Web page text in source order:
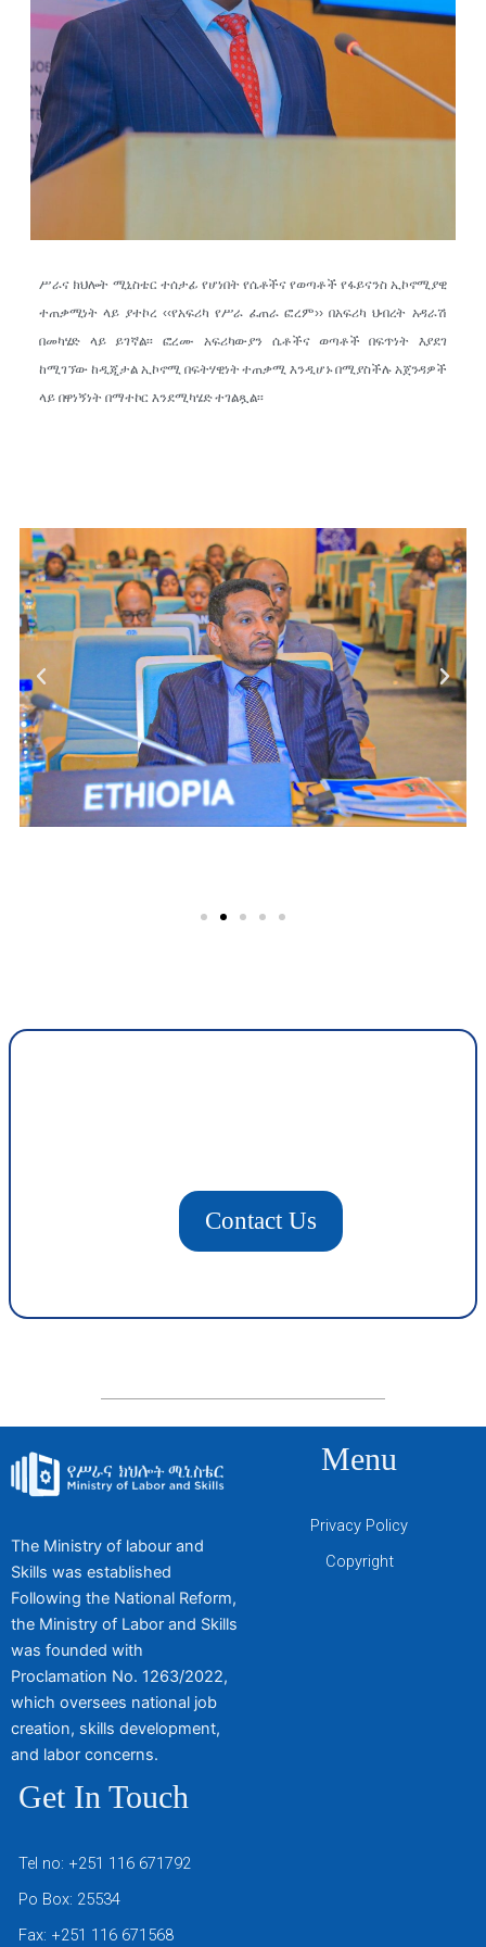
ሥራና ክህሎት ሚኒስቴር ተሰታፊ የሆነበት የሴቶችና የወጣቶች የፋይናንስ ኢኮኖሚያዊ
ተጠቃሚነት ላይ ያተኮረ ‹‹የአፍሪካ የሥራ ፈጠራ ፎረም›› በአፍሪካ ህብረት አዳራሽ
በመካሄድ ላይ ይገኛል፡፡ ፎረሙ አፍሪካውያን ሴቶችና ወጣቶች በፍጥነት እያደገ
ከሚገኘው ከዲጂታል ኢኮኖሚ በፍትሃዊነት ተጠቃሚ እንዲሆኑ በሚያስችሉ አጀንዳዎች
ላይ በዋነኝነት በማተኮር እንደሚካሄድ ተገልጿል፡፡
Contact Us
The Ministry of labour and
Skills was established
Following the National Reform,
the Ministry of Labor and Skills
was founded with
Proclamation No. 1263/2022,
which oversees national job
creation, skills development,
and labor concerns.
Menu
Privacy Policy
Copyright
Get In Touch
Tel no: +251 116 671792
Po Box: 25534
Fax: +251 116 671568